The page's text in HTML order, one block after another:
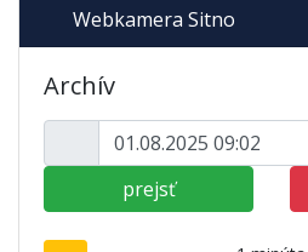
Webkamera Sitno
Archív
prejsť